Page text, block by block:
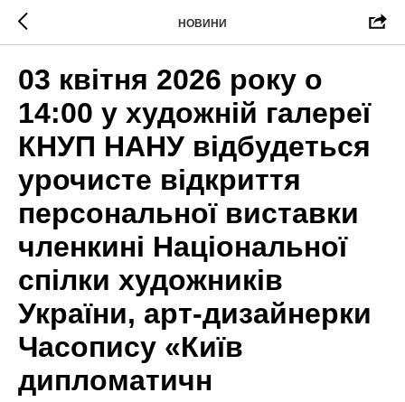
НОВИНИ
03 квітня 2026 року о
14:00 у художній галереї
КНУП НАНУ відбудеться
урочисте відкриття
персональної виставки
членкині Національної
спілки художників
України, арт-дизайнерки
Часопису «Київ
дипломатичн